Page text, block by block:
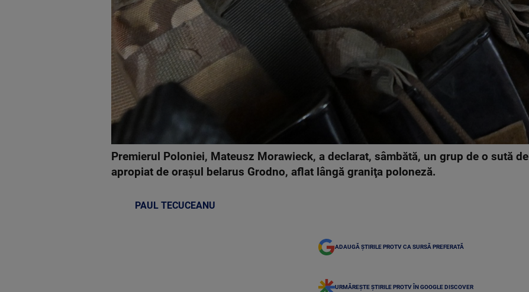
Premierul Poloniei, Mateusz Morawieck, a declarat, sâmbătă, un grup de o sută de
apropiat de oraşul belarus Grodno, aflat lângă graniţa poloneză.
PAUL TECUCEANU
ADAUGĂ ȘTIRILE PROTV CA SURSĂ PREFERATĂ
URMĂREȘTE ȘTIRILE PROTV ÎN GOOGLE DISCOVER